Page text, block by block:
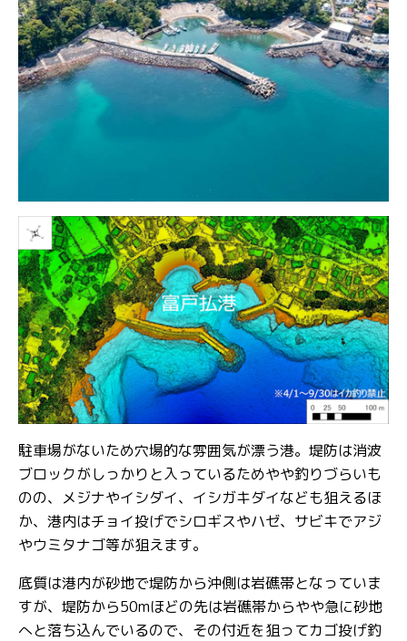
駐車場がないため穴場的な雰囲気が漂う港。堤防は消波
ブロックがしっかりと入っているためやや釣りづらいも
のの、メジナやイシダイ、イシガキダイなども狙えるほ
か、港内はチョイ投げでシロギスやハゼ、サビキでアジ
やウミタナゴ等が狙えます。
底質は港内が砂地で堤防から沖側は岩礁帯となっていま
すが、堤防から50mほどの先は岩礁帯からやや急に砂地
へと落ち込んでいるので、その付近を狙ってカゴ投げ釣